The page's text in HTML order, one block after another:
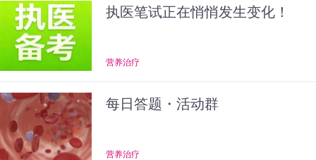
执医笔试正在悄悄发生变化！
营养治疗
每日答题・活动群
营养治疗